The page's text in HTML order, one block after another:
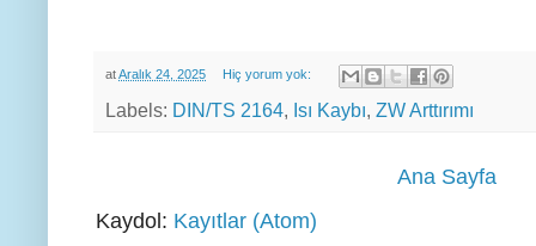
atAralık 24, 2025 Hiç yorum yok:
Labels: DIN/TS 2164 Isı Kaybı ZW Arttırımı
Ana Sayfa
Kaydol: Kayıtlar (Atom)